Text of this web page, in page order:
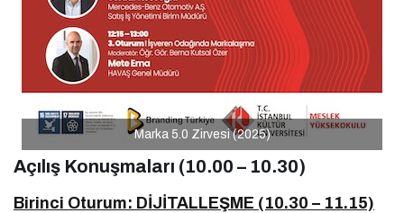
Marka 5.0 Zirvesi (2025)
Açılış Konuşmaları (10.00 – 10.30)
Birinci Oturum: DİJİTALLEŞME (10.30 – 11.15)